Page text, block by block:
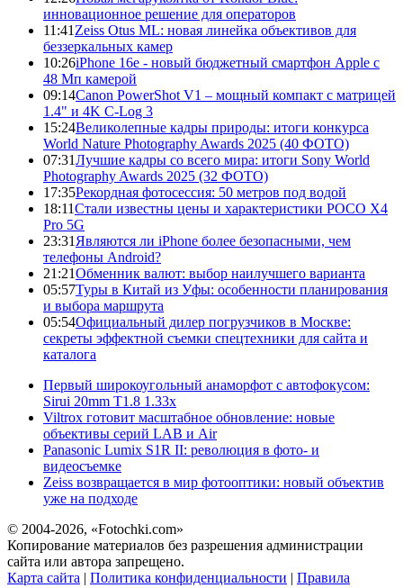
инновационное решение для операторов
11:41 Zeiss Otus ML: новая линейка объективов для
беззеркальных камер
10:26iPhone 16e - новый бюджетный смартфон Apple с
48 Мп камерой
09:14Canon PowerShot V1 – мощный компакт с матрицей
1.4" и 4K C-Log 3
15:24Великолепные кадры природы: итоги конкурса
World Nature Photography Awards 2025 (40 ФОТО)
07:31Лучшие кадры со всего мира: итоги Sony World
Photography Awards 2025 (32 ФОТО)
17:35Рекордная фотосессия: 50 метров под водой
18:11Стали известны цены и характеристики POCO X4
Pro 5G
23:31 Являются ли iPhone более безопасными, чем
телефоны Android?
21:21Обменник валют: выбор наилучшего варианта
05:57Туры в Китай из Уфы: особенности планирования
и выбора маршрута
05:54Официальный дилер погрузчиков в Москве:
секреты эффектной съемки спецтехники для сайта и
каталога
Первый широкоугольный анаморфот с автофокусом:
Sirui 20mm T1.8 1.33x
Viltrox готовит масштабное обновление: новые
объективы серий LAB и Air
Panasonic Lumix S1R II: революция в фото- и
видеосъемке
Zeiss возвращается в мир фотооптики: новый объектив
уже на подходе
© 2004-2026, «Fotochki.com»
Копирование материалов без разрешения администрации
сайта или автора запрещено.
Карта сайта | Политика конфиденциальности | Правила